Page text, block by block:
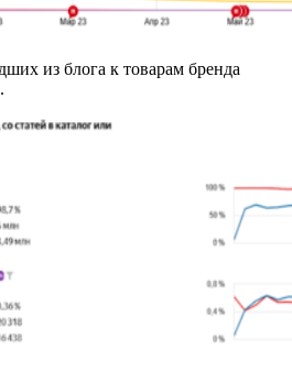
из блога к товарам бренда